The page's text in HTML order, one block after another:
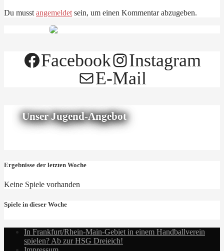
Du musst angemeldet sein, um einen Kommentar abzugeben.
Facebook
Instagram
E-Mail
Unser Jugend-Angebot
Ergebnisse der letzten Woche
Keine Spiele vorhanden
Spiele in dieser Woche
In Frankfurt/Rhein-Main-Gebiet in einem Handballverein
spielen? Ab zur HSG Dreieich!